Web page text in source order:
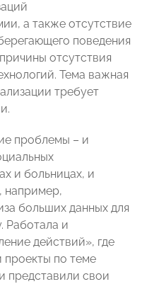
а также отсутствие
поведения
отсутствия
Тема важная
требует
проблемы – и
и больницах, и
например,
больших данных для
Работала и
действий», где
по теме
представили свои